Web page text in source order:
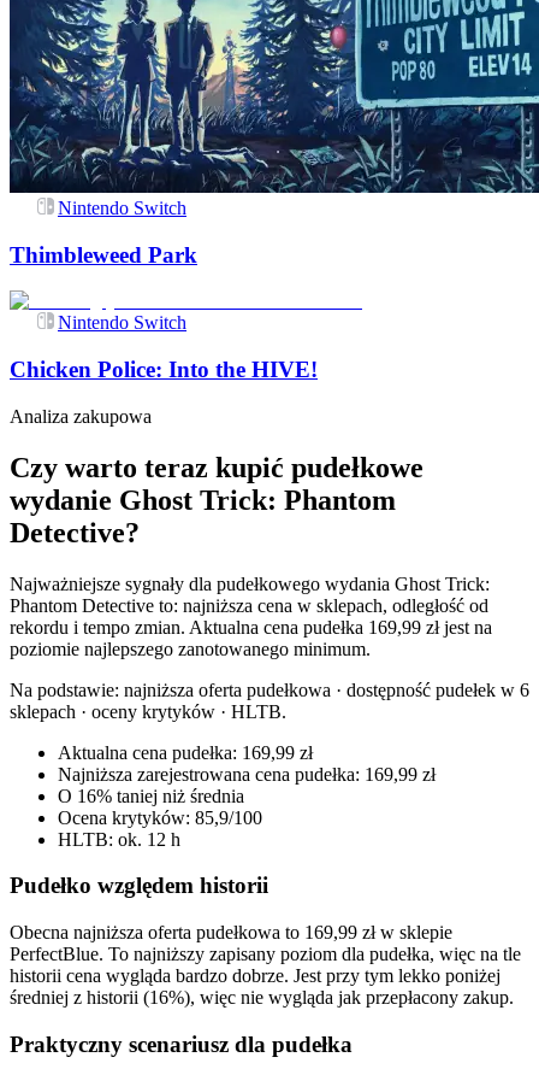
Nintendo Switch
Thimbleweed Park
Nintendo Switch
Chicken Police: Into the HIVE!
Analiza zakupowa
Czy warto teraz kupić pudełkowe
wydanie Ghost Trick: Phantom
Detective?
Najważniejsze sygnały dla pudełkowego wydania Ghost Trick:
Phantom Detective to: najniższa cena w sklepach, odległość od
rekordu i tempo zmian. Aktualna cena pudełka 169,99 zł jest na
poziomie najlepszego zanotowanego minimum.
Na podstawie: najniższa oferta pudełkowa · dostępność pudełek w 6
sklepach · oceny krytyków · HLTB.
Aktualna cena pudełka: 169,99 zł
Najniższa zarejestrowana cena pudełka: 169,99 zł
O 16% taniej niż średnia
Ocena krytyków: 85,9/100
HLTB: ok. 12 h
Pudełko względem historii
Obecna najniższa oferta pudełkowa to 169,99 zł w sklepie
PerfectBlue. To najniższy zapisany poziom dla pudełka, więc na tle
historii cena wygląda bardzo dobrze. Jest przy tym lekko poniżej
średniej z historii (16%), więc nie wygląda jak przepłacony zakup.
Praktyczny scenariusz dla pudełka